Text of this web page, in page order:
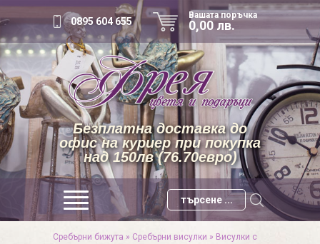
0895 604 655
Вашата поръчка
0,00 лв.
Безплатна доставка до
офис на куриер при покупка
над 150лв (76.70евро)
Сребърни бижута » Сребърни висулки » Висулки с